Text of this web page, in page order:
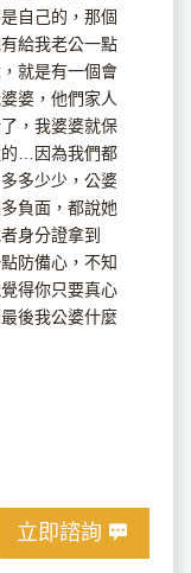
自己的，那個
給我老公一點
就是有一個會
婆，他們家人
，我婆婆就保
的…因為我們都
多少少，公婆
負面，都說她
身分證拿到
防備心，不知
得你只要真心
後我公婆什麼
立即諮詢